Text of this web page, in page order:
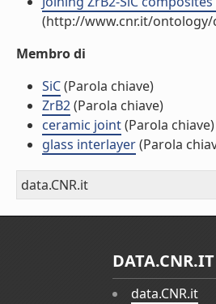
(http://www.cnr.it/
Membro di
SiC(Parola chiave)
ZrB2(Parola chiave)
ceramic joint(Parola chiave)
glass interlayer(Parola
data.CNR.it
DATA.CNR.IT
data.CNR.it